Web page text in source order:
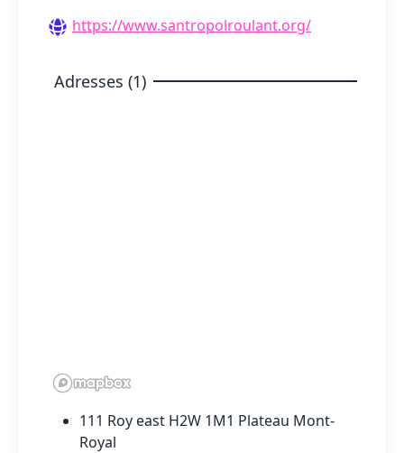
https://www.santropolroulant.org/
Adresses (1)
111 Roy east H2W 1M1 Plateau Mont-
Royal